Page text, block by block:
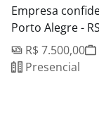
Empresa
Porto Alegre - RS
R$ 7.500,00
Presencial